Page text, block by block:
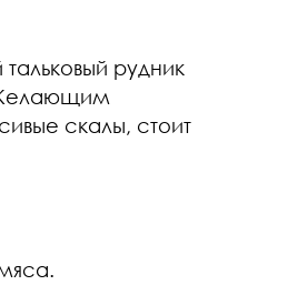
рудник
скалы, стоит